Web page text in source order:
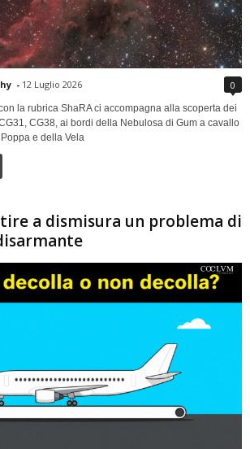
- 12 Luglio 2026 0
la rubrica ShaRA ci accompagna alla scoperta dei
CG38, ai bordi della Nebulosa di Gum a cavallo
e della Vela
a dismisura un problema di